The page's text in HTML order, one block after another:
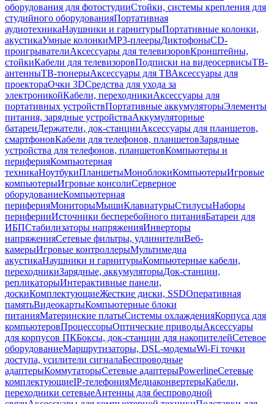
оборудования для фотостудииСтойки, системы крепления для
студийного оборудованияПортативная
аудиотехникаНаушники и гарнитурыПортативные колонки,
акустикаУмные колонкиMP3-плеерыДиктофоныCD-
проигрывателиАксессуары для телевизоровКронштейны,
стойкиКабели для телевизоровПодписки на видеосервисыТВ-
антенныТВ-тюнерыАксессуары для ТВАксессуары для
проектораОчки 3DСредства для ухода за
электроникойКабели, переходникиАксессуары для
портативных устройствПортативные аккумуляторыЭлементы
питания, зарядные устройстваАккумуляторные
батареиДержатели, док-станцииАксессуары для планшетов,
смартфоновКабели для телефонов, планшетовЗарядные
устройства для телефонов, планшетовКомпьютеры и
периферияКомпьютерная
техникаНоутбукиПланшетыМоноблокиКомпьютерыИгровые
компьютерыИгровые консолиСерверное
оборудованиеКомпьютерная
периферияМониторыМышиКлавиатурыСтилусыНаборы
периферииИсточники бесперебойного питанияБатареи для
ИБПСтабилизаторы напряженияИнверторы
напряженияСетевые фильтры, удлинителиВеб-
камерыИгровые контроллерыМультимедиа
акустикаНаушники и гарнитурыКомпьютерные кабели,
переходникиЗарядные, аккумуляторыДок-станции,
репликаторыИнтерактивные панели,
доскиКомплектующиеЖесткие диски, SSDОперативная
памятьВидеокартыКомпьютерные блоки
питанияМатеринские платыСистемы охлажденияКорпуса для
компьютеровПроцессорыОптические приводыАксессуары
для корпусов ПКБоксы, док-станции для накопителейСетевое
оборудованиеМаршрутизаторы, DSL-модемыWi-Fi точки
доступа, усилители сигналаБеспроводные
адаптерыКоммутаторыСетевые адаптерыPowerlineСетевые
комплектующиеIP-телефонияМедиаконвертерыКабели,
переходники сетевыеАнтенны для беспроводной